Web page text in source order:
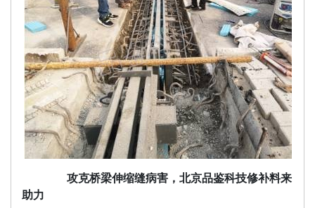
攻克桥梁伸缩缝病害，北京品鉴科技修补料来
助力